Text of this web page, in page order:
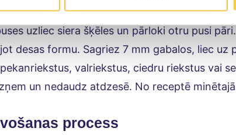
200 grādus karstu. Izklāj divas pannas
uzliec siera šķēles un pārloki otru pusi
desas formu. Sagriez 7 mm gabalos, liec
valriekstus, ciedru riekstus vai
un nedaudz atdzesē. No receptē
process